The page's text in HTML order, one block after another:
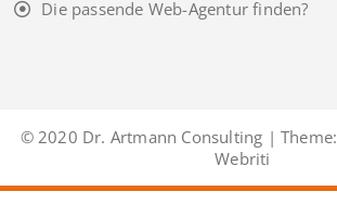
Die passende Web-Agentur finden?
© 2020 Dr. Artmann Consulting | Theme:
Webriti